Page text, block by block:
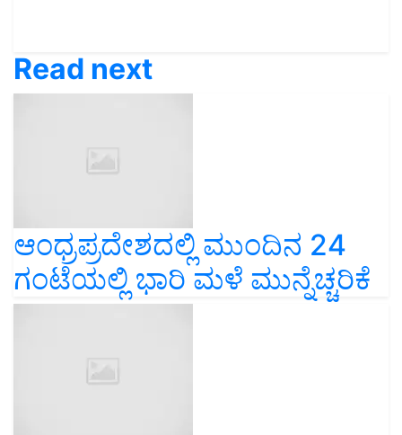
Read next
ಆಂಧ್ರಪ್ರದೇಶದಲ್ಲಿ ಮುಂದಿನ 24
ಗಂಟೆಯಲ್ಲಿ ಭಾರಿ ಮಳೆ ಮುನ್ನೆಚ್ಚರಿಕೆ